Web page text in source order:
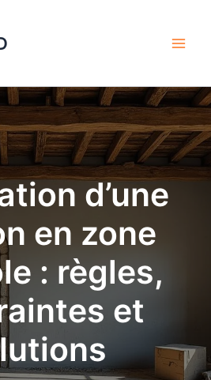
d’une
en zone
: règles,
et